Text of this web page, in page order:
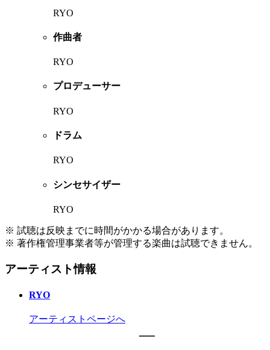
RYO
作曲者
RYO
プロデューサー
RYO
ドラム
RYO
シンセサイザー
RYO
※ 試聴は反映までに時間がかかる場合があります。
※ 著作権管理事業者等が管理する楽曲は試聴できません。
アーティスト情報
RYO
アーティストページへ